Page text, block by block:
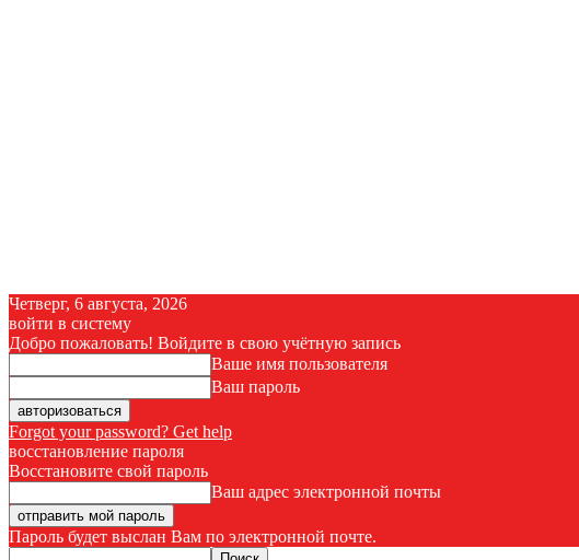
Четверг, 6 августа, 2026
войти в систему
Добро пожаловать! Войдите в свою учётную запись
Ваше имя пользователя
Ваш пароль
Forgot your password? Get help
восстановление пароля
Восстановите свой пароль
Ваш адрес электронной почты
Пароль будет выслан Вам по электронной почте.